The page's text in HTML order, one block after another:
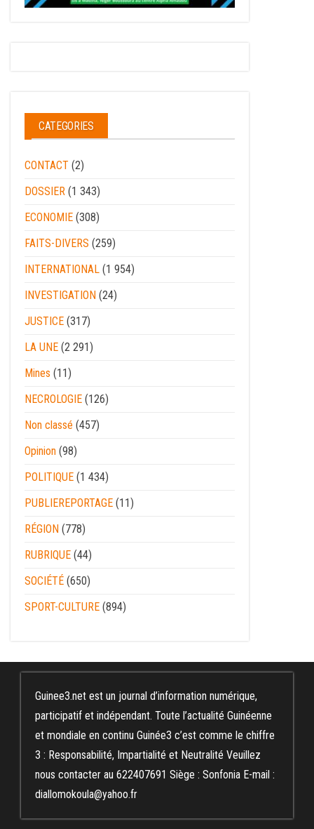
CATEGORIES
CONTACT (2)
DOSSIER (1 343)
ECONOMIE (308)
FAITS-DIVERS (259)
INTERNATIONAL (1 954)
INVESTIGATION (24)
JUSTICE (317)
LA UNE (2 291)
Mines (11)
NECROLOGIE (126)
Non classé (457)
Opinion (98)
POLITIQUE (1 434)
PUBLIEREPORTAGE (11)
RÉGION (778)
RUBRIQUE (44)
SOCIÉTÉ (650)
SPORT-CULTURE (894)
Guinee3.net est un journal d’information numérique,
participatif et indépendant. Toute l’actualité Guinéenne
et mondiale en continu Guinée3 c’est comme le chiffre
3 : Responsabilité, Impartialité et Neutralité Veuillez
nous contacter au 622407691 Siège : Sonfonia E-mail :
diallomokoula@yahoo.fr